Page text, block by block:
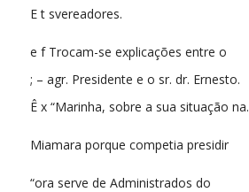
E t svereadores.
e f Trocam-se explicações entre o
; – agr. Presidente e o sr. dr. Ernesto.
Ê x “Marinha, sobre a sua situação na.
Miamara porque competia presidir
“ora serve de Administrados do